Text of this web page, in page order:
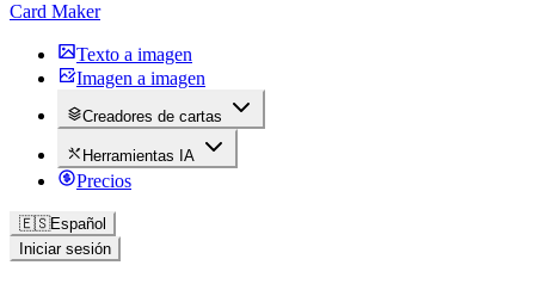
Card Maker
Texto a imagen
Imagen a imagen
Creadores de cartas
Herramientas IA
Precios
🇪🇸Español
Iniciar sesión